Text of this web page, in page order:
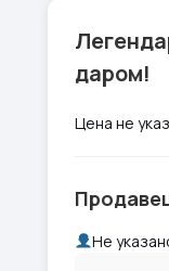
даром!
Цена не
Не